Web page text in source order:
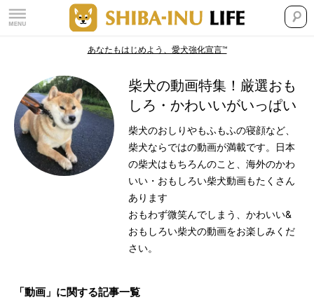
あなたもはじめよう、愛犬強化宣言™
柴犬の動画特集！厳選おも
しろ・かわいいがいっぱい
柴犬のおしりやもふもふの寝顔など、
柴犬ならではの動画が満載です。日本
の柴犬はもちろんのこと、海外のかわ
いい・おもしろい柴犬動画もたくさん
あります
おもわず微笑んでしまう、かわいい&
おもしろい柴犬の動画をお楽しみくだ
さい。
「動画」に関する記事一覧